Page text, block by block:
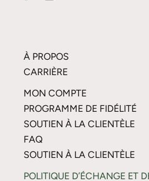
À PROPOS
CARRIÈRE
MON COMPTE
PROGRAMME DE FIDÉLITÉ
SOUTIEN À LA CLIENTÈLE
FAQ
SOUTIEN À LA CLIENTÈLE
POLITIQUE D’ÉCHANGE ET